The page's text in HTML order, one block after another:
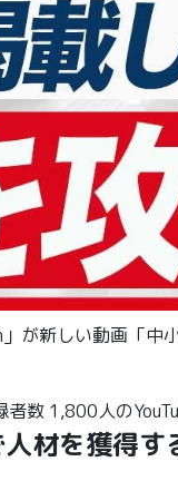
が新しい動画「
数 1,800人の
材を獲得す